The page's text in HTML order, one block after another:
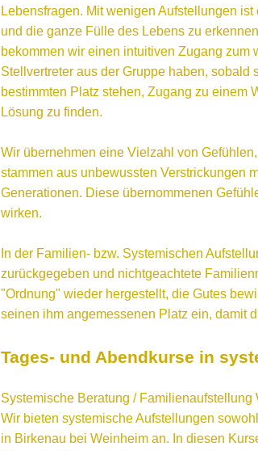
Lebensfragen. Mit wenigen Aufstellungen
und die ganze Fülle des Lebens zu
bekommen wir einen intuitiven Zugang zum
Stellvertreter aus der Gruppe haben,
bestimmten Platz stehen, Zugang zu einem
Lösung zu finden.
Wir übernehmen eine Vielzahl von
stammen aus unbewussten Verstrickungen
Generationen. Diese übernommenen
wirken.
In der Familien- bzw. Systemischen
zurückgegeben und nichtgeachtete
"Ordnung" wieder hergestellt, die Gutes
seinen ihm angemessenen Platz ein, damit
Tages- und Abendkurse in
Systemische Beratung /
Wir bieten systemische Aufstellungen
in Birkenau bei Weinheim an. In diesen